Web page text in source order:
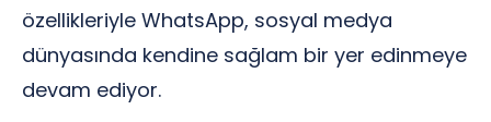
özellikleriyle WhatsApp, sosyal medya
dünyasında kendine sağlam bir yer edinmeye
devam ediyor.